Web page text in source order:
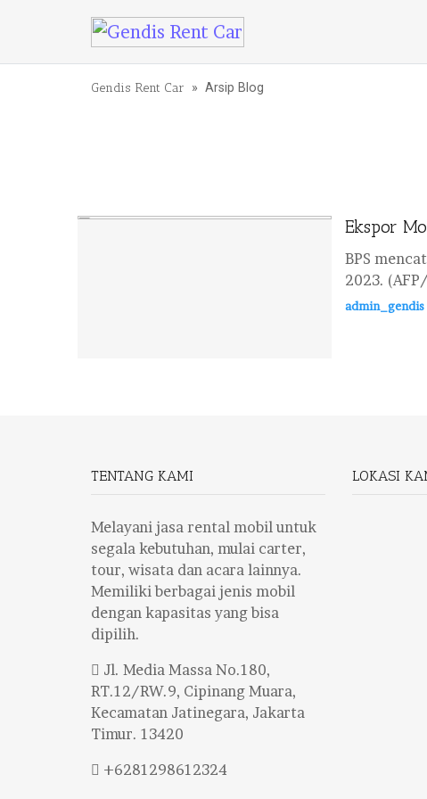
Gendis Rent Car » Arsip Blog
Ekspor
BPS
2023.
admin_gendis
TENTANG KAMI
Melayani jasa rental mobil untuk
segala kebutuhan, mulai carter,
tour, wisata dan acara lainnya.
Memiliki berbagai jenis mobil
dengan kapasitas yang bisa
dipilih.
Jl. Media Massa No.180,
RT.12/RW.9, Cipinang Muara,
Kecamatan Jatinegara, Jakarta
Timur. 13420
+6281298612324
LOKASI